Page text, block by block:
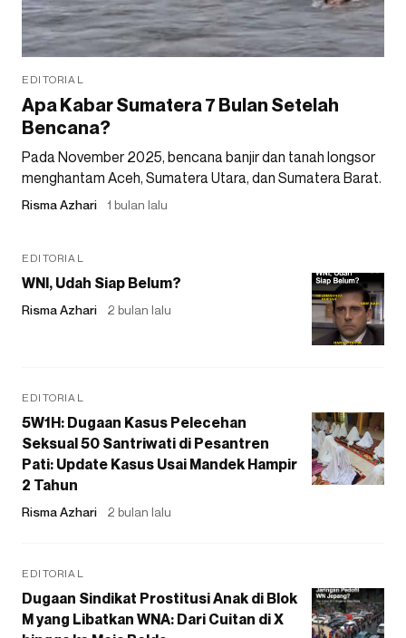
EDITORIAL
Apa Kabar Sumatera 7 Bulan Setelah
Bencana?
Pada November 2025, bencana banjir dan tanah longsor
menghantam Aceh, Sumatera Utara, dan Sumatera Barat.
Risma Azhari 1 bulan lalu
EDITORIAL
WNI, Udah Siap Belum?
Risma Azhari 2 bulan lalu
EDITORIAL
5W1H: Dugaan Kasus Pelecehan
Seksual 50 Santriwati di Pesantren
Pati: Update Kasus Usai Mandek Hampir
2 Tahun
Risma Azhari 2 bulan lalu
EDITORIAL
Dugaan Sindikat Prostitusi Anak di Blok
M yang Libatkan WNA: Dari Cuitan di X